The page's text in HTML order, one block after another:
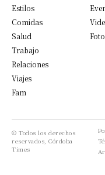
Estilos
Comidas
Salud
Trabajo
Relaciones
Viajes
Fam
© Todos los derechos
reservados, Córdoba
Times